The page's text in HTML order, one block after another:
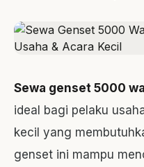
Sewa genset 5000
ideal bagi pelaku
kecil yang
genset ini mampu